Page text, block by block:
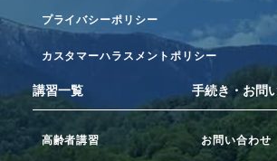
プライバシーポリシー
カスタマーハラスメントポリシー
講習一覧
高齢者講習
手続き・お問
お問い合わせ